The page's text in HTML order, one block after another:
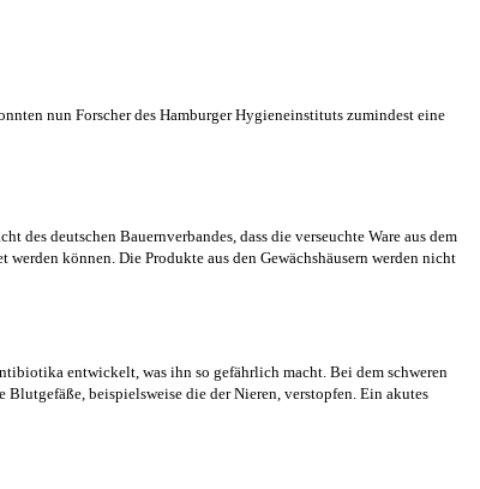
nun Forscher des Hamburger Hygieneinstituts zumindest eine
des deutschen Bauernverbandes, dass die verseuchte Ware aus dem
können. Die Produkte aus den Gewächshäusern werden nicht
entwickelt, was ihn so gefährlich macht. Bei dem schweren
beispielsweise die der Nieren, verstopfen. Ein akutes